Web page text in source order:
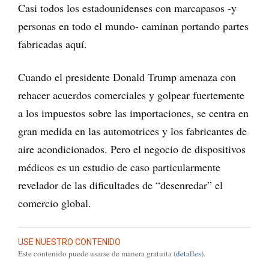
Casi todos los estadounidenses con marcapasos -y
personas en todo el mundo- caminan portando partes
fabricadas aquí.
Cuando el presidente Donald Trump amenaza con
rehacer acuerdos comerciales y golpear fuertemente
a los impuestos sobre las importaciones, se centra en
gran medida en las automotrices y los fabricantes de
aire acondicionados. Pero el negocio de dispositivos
médicos es un estudio de caso particularmente
revelador de las dificultades de “desenredar” el
comercio global.
USE NUESTRO CONTENIDO
Este contenido puede usarse de manera gratuita (detalles).